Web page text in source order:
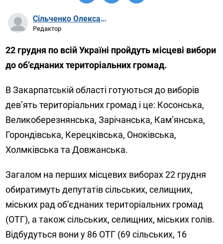
Сільченко Олександр Артурович
Редактор
22 грудня по всій Україні пройдуть місцеві вибори
до об’єднаних територіальних громад.
В Закарпатській області готуються до виборів
дев’ять територіальних громад і це: Косонська,
Великоберезнянська, Зарічанська, Кам’янська,
Горондівська, Керецківська, Оноківська,
Холмківська та Довжанська.
Загалом на перших місцевих виборах 22 грудня
обиратимуть депутатів сільських, селищних,
міських рад об’єднаних територіальних громад
(ОТГ), а також сільських, селищних, міських голів.
Відбудуться вони у 86 ОТГ (69 сільських, 16